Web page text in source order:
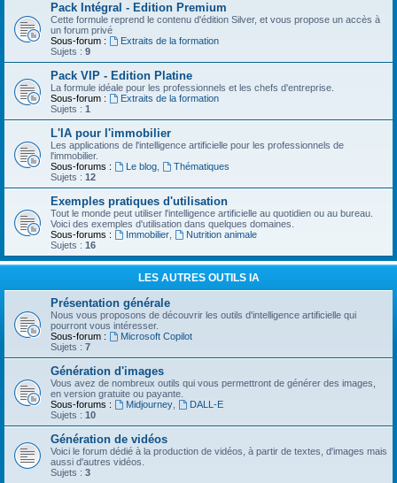
Pack Intégral - Edition Premium
Cette formule reprend le contenu d'édition Silver, et vous propose un accès à
un forum privé
Sous-forum :
Extraits de la formation
Sujets : 9
Pack VIP - Edition Platine
La formule idéale pour les professionnels et les chefs d'entreprise.
Sous-forum :
Extraits de la formation
Sujets : 1
L'IA pour l'immobilier
Les applications de l'intelligence artificielle pour les professionnels de
l'immobilier.
Sous-forums :
Le blog,
Thématiques
Sujets : 12
Exemples pratiques d'utilisation
Tout le monde peut utiliser l'intelligence artificielle au quotidien ou au bureau.
Voici des exemples d'utilisation dans quelques domaines.
Sous-forums :
Immobilier,
Nutrition animale
Sujets : 16
LES AUTRES OUTILS IA
Présentation générale
Nous vous proposons de découvrir les outils d'intelligence artificielle qui
pourront vous intéresser.
Sous-forum :
Microsoft Copilot
Sujets : 7
Génération d'images
Vous avez de nombreux outils qui vous permettront de générer des images,
en version gratuite ou payante.
Sous-forums :
Midjourney,
DALL-E
Sujets : 10
Génération de vidéos
Voici le forum dédié à la production de vidéos, à partir de textes, d'images mais
aussi d'autres vidéos.
Sujets : 3